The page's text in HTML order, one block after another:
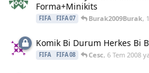
Forma+Minikits
FIFA FIFA 07 Burak2009Burak,
Komik Bi Durum Herkes Bi
FIFA FIFA 08 Cesc, 6 Tem 2008